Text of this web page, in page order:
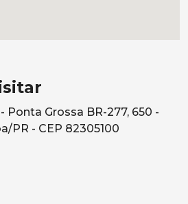
Ponta Grossa BR-277, 650 -
PR - CEP 82305100